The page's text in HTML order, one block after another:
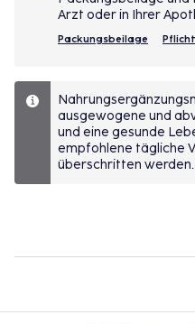
Arzt oder in Ihrer
Packungsbeilage
ausgewogene und
und eine gesunde
empfohlene tägliche
überschritten werden.